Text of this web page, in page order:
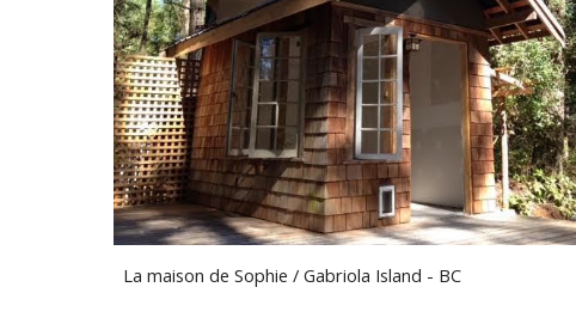
La maison de Sophie / Gabriola Island - BC